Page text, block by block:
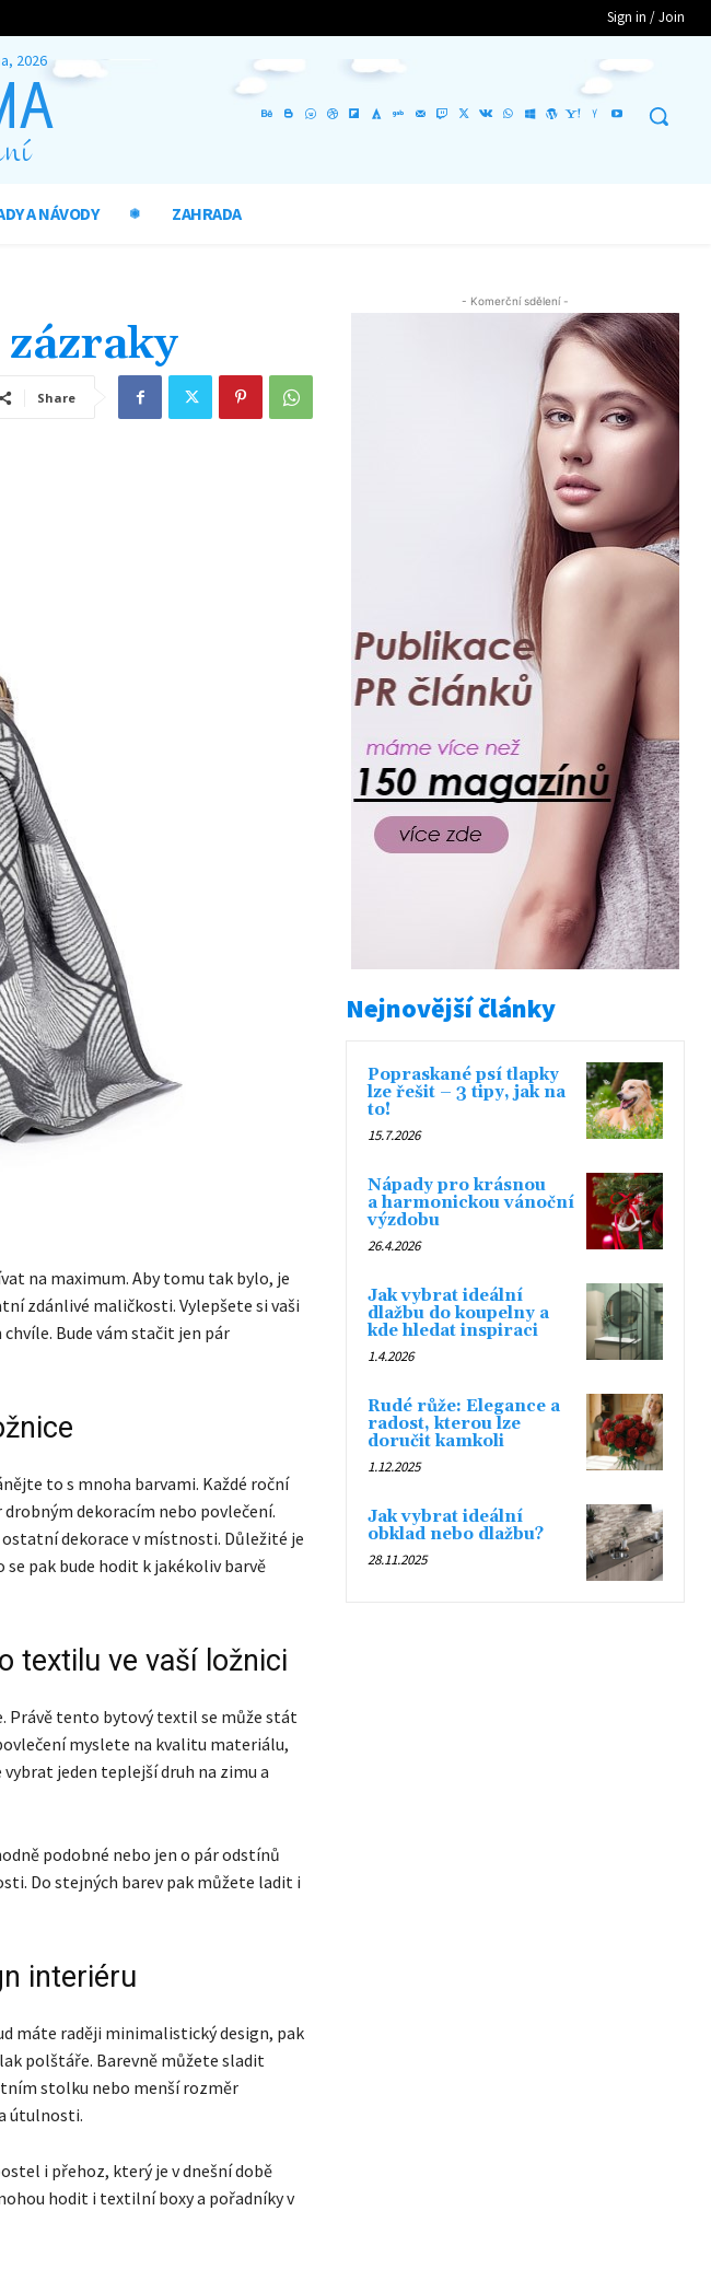
Sign in / Join
2026
A NÁVODY ZAHRADA
Share
na maximum. Aby tomu tak bylo, je
zdánlivé maličkosti. Vylepšete si vaši
Bude vám stačit jen pár
to s mnoha barvami. Každé roční
dekoracím nebo povlečení.
ostatní dekorace v místnosti. Důležité je
pak bude hodit k jakékoliv barvě
textilu ve vaší ložnici
Právě tento bytový textil se může stát
myslete na kvalitu materiálu,
jeden teplejší druh na zimu a
podobné nebo jen o pár odstínů
Do stejných barev pak můžete ladit i
interiéru
máte raději minimalistický design, pak
polštáře. Barevně můžete sladit
stolku nebo menší rozměr
útulnosti.
i přehoz, který je v dnešní době
hodit i textilní boxy a pořadníky v
- Komerční sdělení -
Nejnovější články
Popraskané psí tlapky
lze řešit – 3 tipy, jak na
to!
15.7.2026
Nápady pro krásnou
a harmonickou vánoční
výzdobu
26.4.2026
Jak vybrat ideální
dlažbu do koupelny a
kde hledat inspiraci
1.4.2026
Rudé růže: Elegance a
radost, kterou lze
doručit kamkoli
1.12.2025
Jak vybrat ideální
obklad nebo dlažbu?
28.11.2025